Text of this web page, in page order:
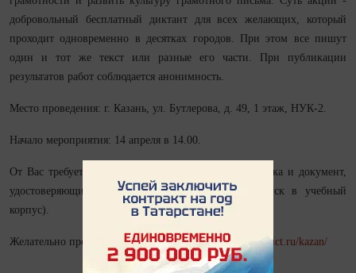
добровольный бесплатный диктант для всех желающих, который
проходит одновременно в десятках городов. При этом все пишут
один и тот же текст или разные его части. При публикации
результатов работ соблюдается анонимность.
Место проведения: г. Казань, ул. Бутлерова, д. 49, 1 этаж, НУК-2.
Начало мероприятия: 14 апреля в 14.00.
От Вас требуется лишь Ваши знания, шариковая ручка и документ,
удостоверяющий личность (чтобы оформить пропуск в учебный
корпус).
Желательно пройти регистрацию на сайтеhttps://totaldict.ru/kazan/